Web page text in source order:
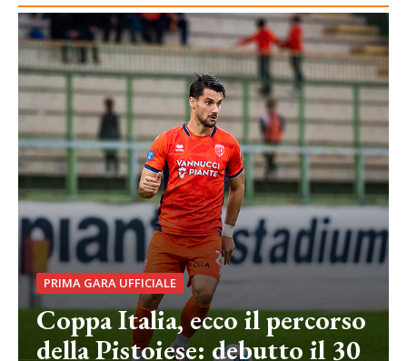
PRIMA GARA UFFICIALE
Coppa Italia, ecco il percorso
della Pistoiese: debutto il 30